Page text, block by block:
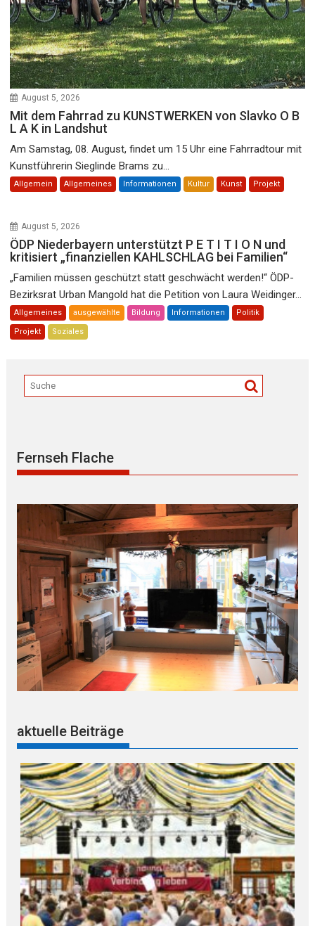
August 5, 2026
Mit dem Fahrrad zu KUNSTWERKEN von Slavko O B
L A K in Landshut
Am Samstag, 08. August, findet um 15 Uhr eine Fahrradtour mit
Kunstführerin Sieglinde Brams zu...
Allgemein Allgemeines Informationen Kultur Kunst Projekt
August 5, 2026
ÖDP Niederbayern unterstützt P E T I T I O N und
kritisiert „finanziellen KAHLSCHLAG bei Familien“
„Familien müssen geschützt statt geschwächt werden!“ ÖDP-
Bezirksrat Urban Mangold hat die Petition von Laura Weidinger...
Allgemeines ausgewählte Bildung Informationen Politik
Projekt Soziales
Fernseh Flache
aktuelle Beiträge